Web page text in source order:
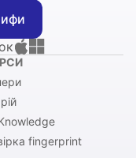
fingerprint